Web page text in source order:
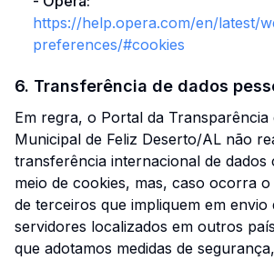
https://help.opera.com/en/latest/
preferences/#cookies
6. Transferência de dados
Em regra, o Portal da
Municipal de Feliz Deserto/AL não
transferência internacional de dados
meio de cookies, mas, caso ocorra
de terceiros que impliquem em envio
servidores localizados em outros
que adotamos medidas de